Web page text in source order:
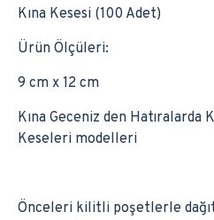
Kına Kesesi (100 Adet)
Ürün Ölçüleri:
9 cm x 12 cm
Kına Geceniz den Hatıralarda
Keseleri modelleri
Önceleri kilitli poşetlerle